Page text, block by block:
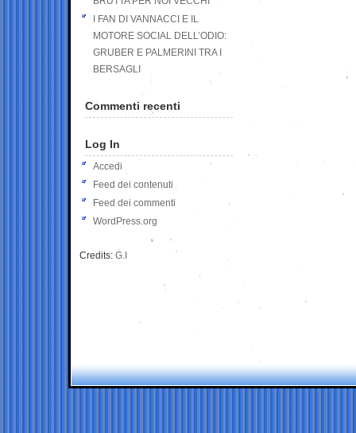
I FAN DI VANNACCI E IL
MOTORE SOCIAL DELL’ODIO:
GRUBER E PALMERINI TRA I
BERSAGLI
Commenti recenti
Log In
Accedi
Feed dei contenuti
Feed dei commenti
WordPress.org
Credits: G.I